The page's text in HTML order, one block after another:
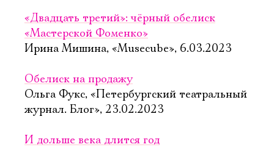
«Двадцать третий»: чёрный обелиск
«Мастерской Фоменко»
Ирина Мишина, «Musecube», 6.03.2023
Обелиск на продажу
Ольга Фукс, «Петербургский театральный
журнал. Блог», 23.02.2023
И дольше века длится год